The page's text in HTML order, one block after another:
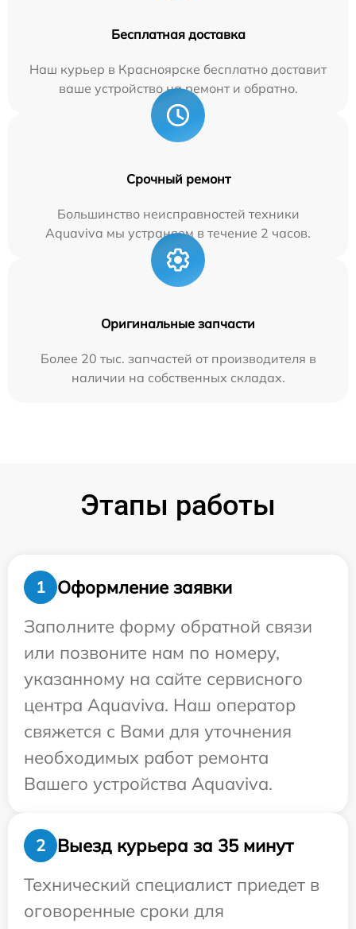
Бесплатная доставка
Наш курьер в Красноярске бесплатно доставит
ваше устройство на ремонт и обратно.
Срочный ремонт
Большинство неисправностей техники
Aquaviva мы устраняем в течение 2 часов.
Оригинальные запчасти
Более 20 тыс. запчастей от производителя в
наличии на собственных складах.
Этапы работы
1
Оформление заявки
Заполните форму обратной связи
или позвоните нам по номеру,
указанному на сайте сервисного
центра Aquaviva. Наш оператор
свяжется с Вами для уточнения
необходимых работ ремонта
Вашего устройства Aquaviva.
2
Выезд курьера за 35 минут
Технический специалист приедет в
оговоренные сроки для